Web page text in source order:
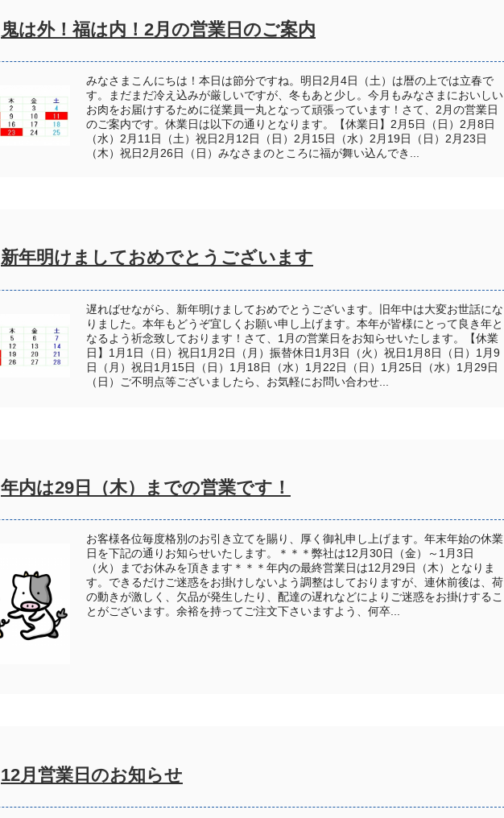
鬼は外！福は内！2月の営業日のご案内
みなさまこんにちは！本日は節分ですね。明日2月4日（土）は暦の上では立春で
す。まだまだ冷え込みが厳しいですが、冬もあと少し。今月もみなさまにおいしい
お肉をお届けするために従業員一丸となって頑張っています！さて、2月の営業日
のご案内です。休業日は以下の通りとなります。【休業日】2月5日（日）2月8日
（水）2月11日（土）祝日2月12日（日）2月15日（水）2月19日（日）2月23日
（木）祝日2月26日（日）みなさまのところに福が舞い込んでき...
新年明けましておめでとうございます
遅ればせながら、新年明けましておめでとうございます。旧年中は大変お世話にな
りました。本年もどうぞ宜しくお願い申し上げます。本年が皆様にとって良き年と
なるよう祈念致しております！さて、1月の営業日をお知らせいたします。【休業
日】1月1日（日）祝日1月2日（月）振替休日1月3日（火）祝日1月8日（日）1月9
日（月）祝日1月15日（日）1月18日（水）1月22日（日）1月25日（水）1月29日
（日）ご不明点等ございましたら、お気軽にお問い合わせ...
年内は29日（木）までの営業です！
お客様各位毎度格別のお引き立てを賜り、厚く御礼申し上げます。年末年始の休業
日を下記の通りお知らせいたします。＊＊＊弊社は12月30日（金）～1月3日
（火）までお休みを頂きます＊＊＊年内の最終営業日は12月29日（木）となりま
す。できるだけご迷惑をお掛けしないよう調整はしておりますが、連休前後は、荷
の動きが激しく、欠品が発生したり、配達の遅れなどによりご迷惑をお掛けするこ
とがございます。余裕を持ってご注文下さいますよう、何卒...
12月営業日のお知らせ